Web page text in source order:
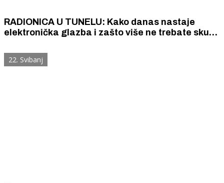
RADIONICA U TUNELU: Kako danas nastaje
elektronička glazba i zašto više ne trebate skupi
22. Svibanj